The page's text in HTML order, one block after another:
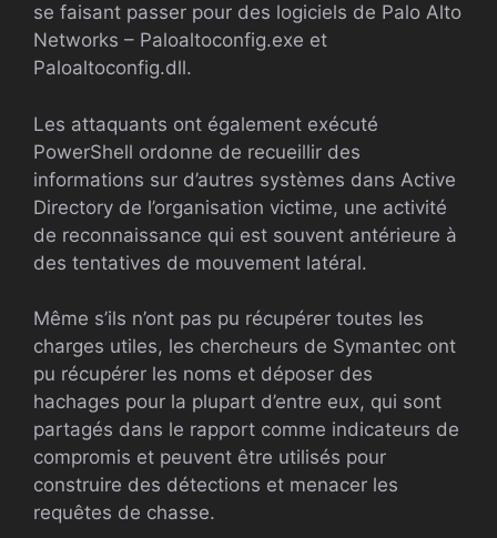
se faisant passer pour des logiciels de Palo Alto
Networks – Paloaltoconfig.exe et
Paloaltoconfig.dll.
Les attaquants ont également exécuté
PowerShell ordonne de recueillir des
informations sur d’autres systèmes dans Active
Directory de l’organisation victime, une activité
de reconnaissance qui est souvent antérieure à
des tentatives de mouvement latéral.
Même s’ils n’ont pas pu récupérer toutes les
charges utiles, les chercheurs de Symantec ont
pu récupérer les noms et déposer des
hachages pour la plupart d’entre eux, qui sont
partagés dans le rapport comme indicateurs de
compromis et peuvent être utilisés pour
construire des détections et menacer les
requêtes de chasse.